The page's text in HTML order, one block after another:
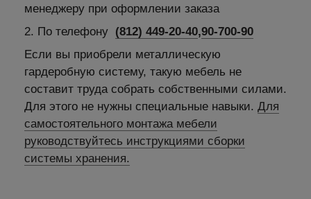
менеджеру при оформлении заказа
2. По телефону (812) 449-20-40,90-700-90
Если вы приобрели металлическую
гардеробную систему, такую мебель не
составит труда собрать собственными силами.
Для этого не нужны специальные навыки. Для
самостоятельного монтажа мебели
руководствуйтесь инструкциями сборки
системы хранения.